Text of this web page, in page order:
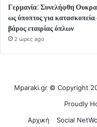
Γερμανία: Συνελήφθη
ως ύποπτος για κατασκοπεία
βάρος εταιρίας όπλων
2 ώρες ago
Mparaki.gr © Copyright
Proudly
Αρχική
Social